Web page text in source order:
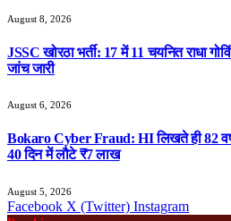
August 8, 2026
JSSC खोरठा भर्ती: 17 में 11 चयनित राधा
जांच जारी
August 6, 2026
Bokaro Cyber Fraud: HI लिखते ही 82
40 दिन में लौटे ₹7 लाख
August 5, 2026
Facebook X (Twitter) Instagram